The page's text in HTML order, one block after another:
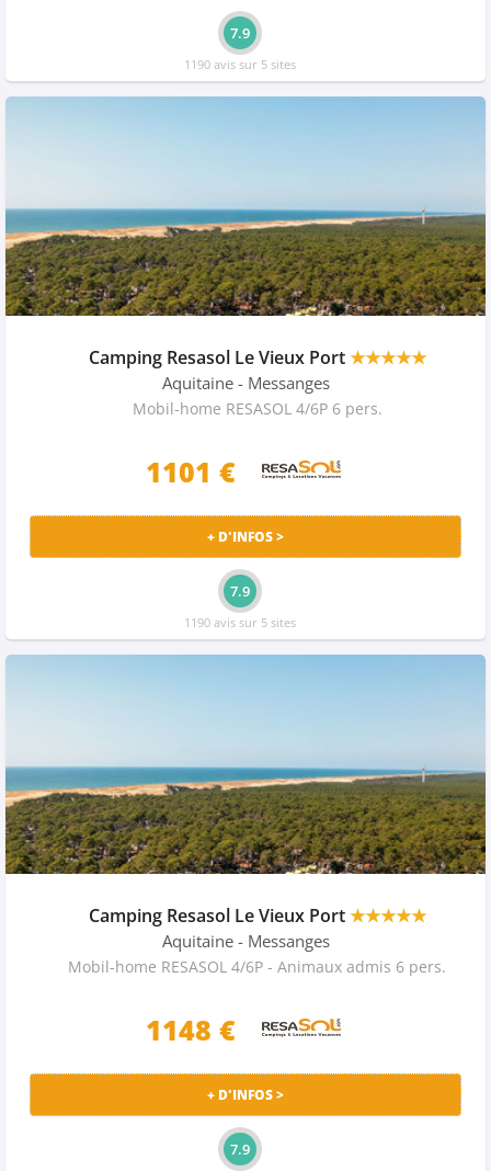
7.9
1190 avis sur 5 sites
Camping Resasol Le Vieux Port★★★★★
Aquitaine - Messanges
Mobil-home RESASOL 4/6P 6 pers.
1101 €
+ D'INFOS >
7.9
1190 avis sur 5 sites
Camping Resasol Le Vieux Port★★★★★
Aquitaine - Messanges
Mobil-home RESASOL 4/6P - Animaux admis 6 pers.
1148 €
+ D'INFOS >
7.9